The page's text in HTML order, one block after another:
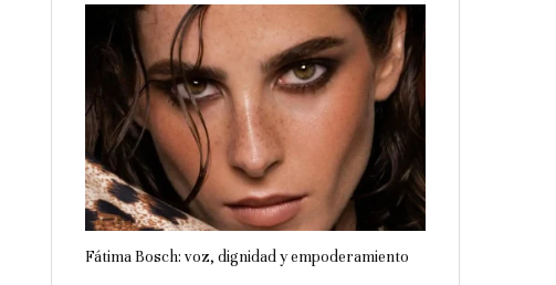
Fátima Bosch: voz, dignidad y empoderamiento